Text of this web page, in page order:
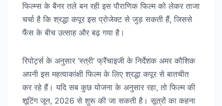
फिल्म्स के बैनर तले बन रही इस पौराणिक फिल्म को लेकर ताजा
चर्चा है कि श्रद्धा कपूर इस प्रोजेक्ट से जुड़ सकती हैं, जिससे
फैंस के बीच उत्साह और बढ़ गया है।
रिपोर्ट्स के अनुसार ‘स्त्री’ फ्रैंचाइजी के निर्देशक अमर कौशिक
अपनी इस महत्वाकांक्षी फिल्म के लिए श्रद्धा कपूर से बातचीत
कर रहे हैं। यदि सब कुछ योजना के अनुसार रहा, तो फिल्म की
शूटिंग जून, 2026 से शुरू की जा सकती है। सूत्रों का कहना